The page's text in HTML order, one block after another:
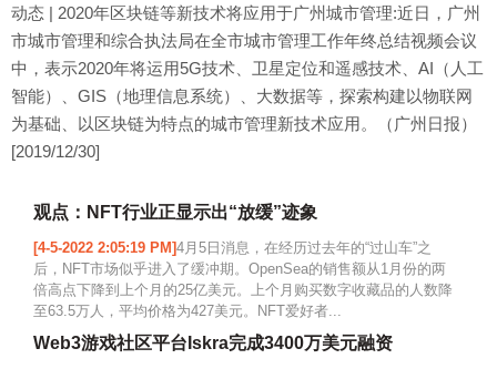
动态 | 2020年区块链等新技术将应用于广州城市管理:近日，广州
市城市管理和综合执法局在全市城市管理工作年终总结视频会议
中，表示2020年将运用5G技术、卫星定位和遥感技术、AI（人工
智能）、GIS（地理信息系统）、大数据等，探索构建以物联网
为基础、以区块链为特点的城市管理新技术应用。（广州日报）
[2019/12/30]
观点：NFT行业正显示出“放缓”迹象
[4-5-2022 2:05:19 PM]4月5日消息，在经历过去年的“过山车”之
后，NFT市场似乎进入了缓冲期。OpenSea的销售额从1月份的两
倍高点下降到上个月的25亿美元。上个月购买数字收藏品的人数降
至63.5万人，平均价格为427美元。NFT爱好者...
Web3游戏社区平台Iskra完成3400万美元融资